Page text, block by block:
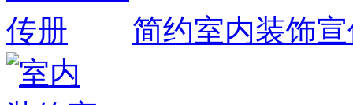
简约室内装饰